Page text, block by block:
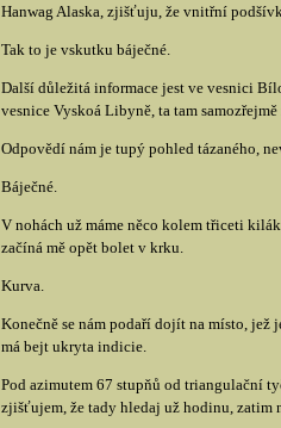
Hanwag Alaska, zjišťuju, že vnitřní
Tak to je vskutku báječné.
Další důležitá informace jest ve vesnici
vesnice Vyskoá Libyně, ta tam
Odpovědí nám je tupý pohled tázaného,
Báječné.
V nohách už máme něco kolem třiceti
začíná mě opět bolet v krku.
Kurva.
Konečně se nám podaří dojít na místo,
má bejt ukryta indicie.
Pod azimutem 67 stupňů od triangulační
zjišťujem, že tady hledaj už hodinu, zatim